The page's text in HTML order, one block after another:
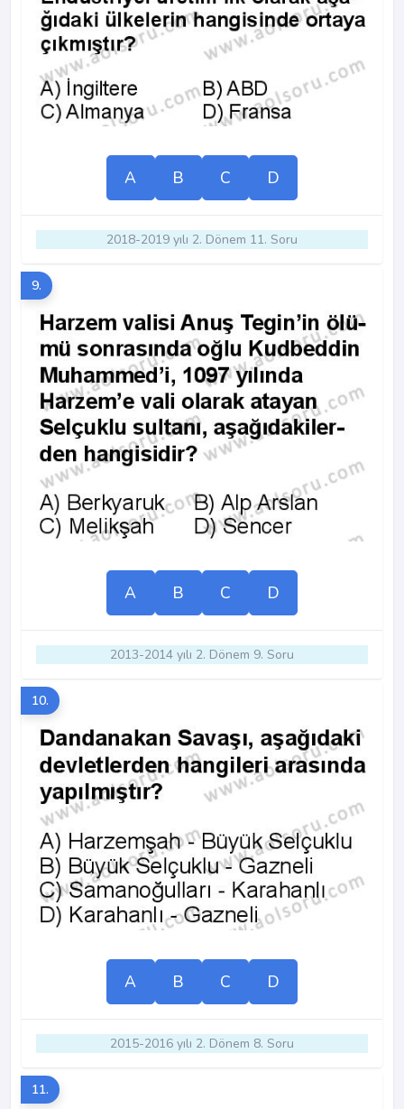
A B C D
2018-2019 yılı 2. Dönem 11. Soru
9.
A B C D
2013-2014 yılı 2. Dönem 9. Soru
10.
A B C D
2015-2016 yılı 2. Dönem 8. Soru
11.